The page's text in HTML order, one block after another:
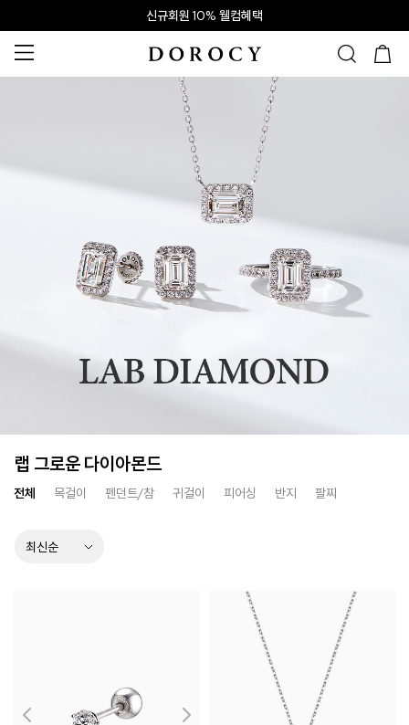
신규회원 10% 웰컴혜택
랩 그로운 다이아몬드
전체 목걸이 펜던트/참 귀걸이 피어싱 반지 팔찌